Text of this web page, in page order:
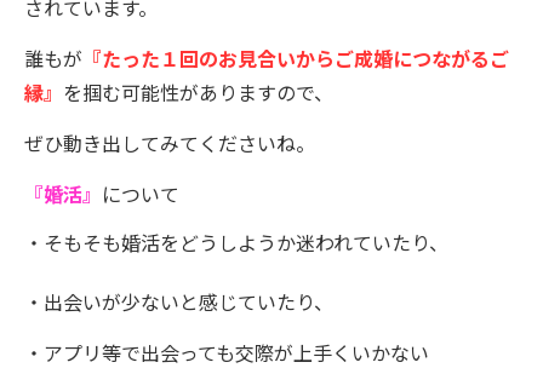
されています。
誰もが 『たった１回のお見合いからご成婚につながるご
縁』 を掴む可能性がありますので、
ぜひ動き出してみてくださいね。
『婚活』 について
・そもそも婚活をどうしようか迷われていたり、
・出会いが少ないと感じていたり、
・アプリ等で出会っても交際が上手くいかない